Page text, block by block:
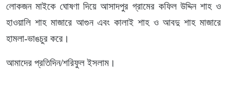
লোকজন মাইকে ঘোষণা দিয়ে আসাদপুর গ্রামের কফিল উদ্দিন শাহ ও
হাওয়ালি শাহ মাজারে আগুন এবং কালাই শাহ ও আবদু শাহ মাজারে
হামলা-ভাঙচুর করে।
আমাদের প্রতিদিন/শরিফুল ইসলাম।